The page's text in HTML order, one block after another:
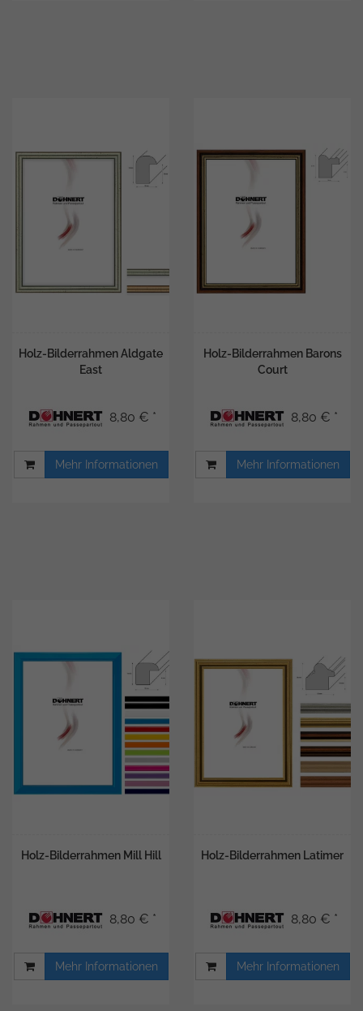
Holz-Bilderrahmen Aldgate
East
8,80 € *
Mehr Informationen
Holz-Bilderrahmen Barons
Court
8,80 € *
Mehr Informationen
Holz-Bilderrahmen Mill Hill
8,80 € *
Mehr Informationen
Holz-Bilderrahmen Latimer
8,80 € *
Mehr Informationen